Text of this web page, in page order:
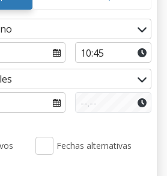
Fechas alternativas